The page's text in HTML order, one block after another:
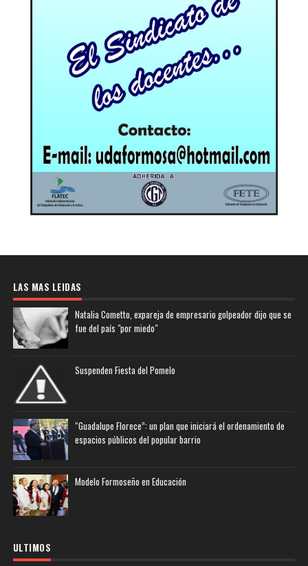
LAS MAS LEIDAS
Natalia Cometto, expareja de empresario golpeador dijo que se
fue del país "por miedo"
Suspenden Fiesta del Pomelo
“Guadalupe Florece”: un plan que iniciará el ordenamiento de
espacios públicos del popular barrio
Modelo Formoseño en Educación
ULTIMOS